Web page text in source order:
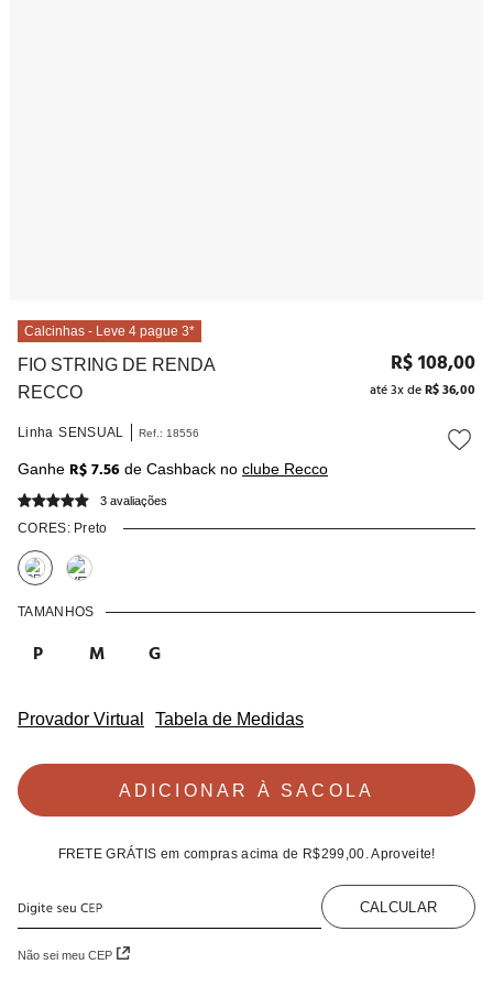
Calcinhas - Leve 4 pague 3*
FIO STRING DE RENDA
RECCO
R$108,00
até3x deR$36,00
Linha SENSUAL Ref. : 18556
Ganhe R$ 7.56 de Cashback no clube Recco
3 avaliações
CORES: Preto
TAMANHOS
G
M
P
Provador Virtual Tabela de Medidas
ADICIONAR À SACOLA
FRETE GRÁTIS em compras acima de R$299,00. Aproveite!
Não sei meu CEP
CALCULAR